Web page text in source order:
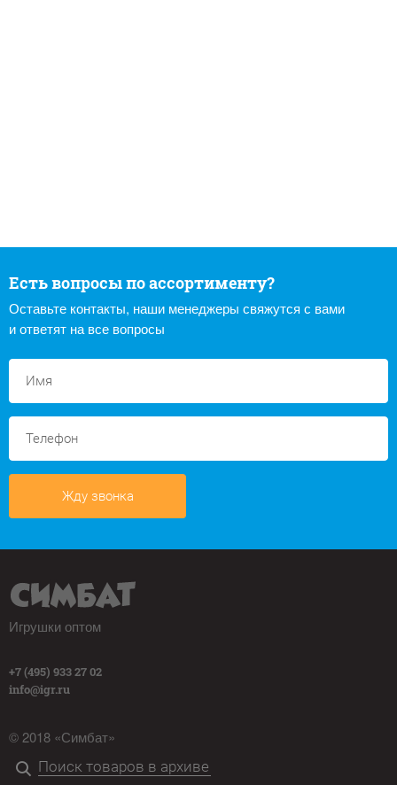
Есть вопросы по ассортименту?
Оставьте контакты, наши менеджеры свяжутся с вами
и ответят на все вопросы
Жду звонка
Игрушки оптом
+7 (495) 933 27 02
info@igr.ru
© 2018 «Симбат»